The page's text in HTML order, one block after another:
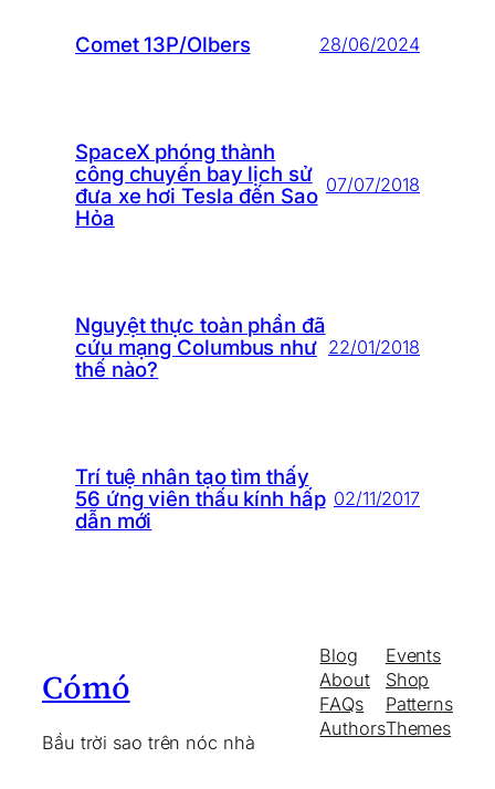
Comet 13P/Olbers 28/06/2024
SpaceX phóng thành
công chuyến bay lịch sử
đưa xe hơi Tesla đến Sao
Hỏa
07/07/2018
Nguyệt thực toàn phần đã
cứu mạng Columbus như
thế nào?
22/01/2018
Trí tuệ nhân tạo tìm thấy
56 ứng viên thấu kính hấp
dẫn mới
02/11/2017
Cómó
Bầu trời sao trên nóc nhà
Blog
About
FAQs
Authors
Events
Shop
Patterns
Themes